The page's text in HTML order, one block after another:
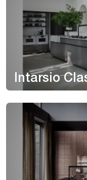
Intarsio